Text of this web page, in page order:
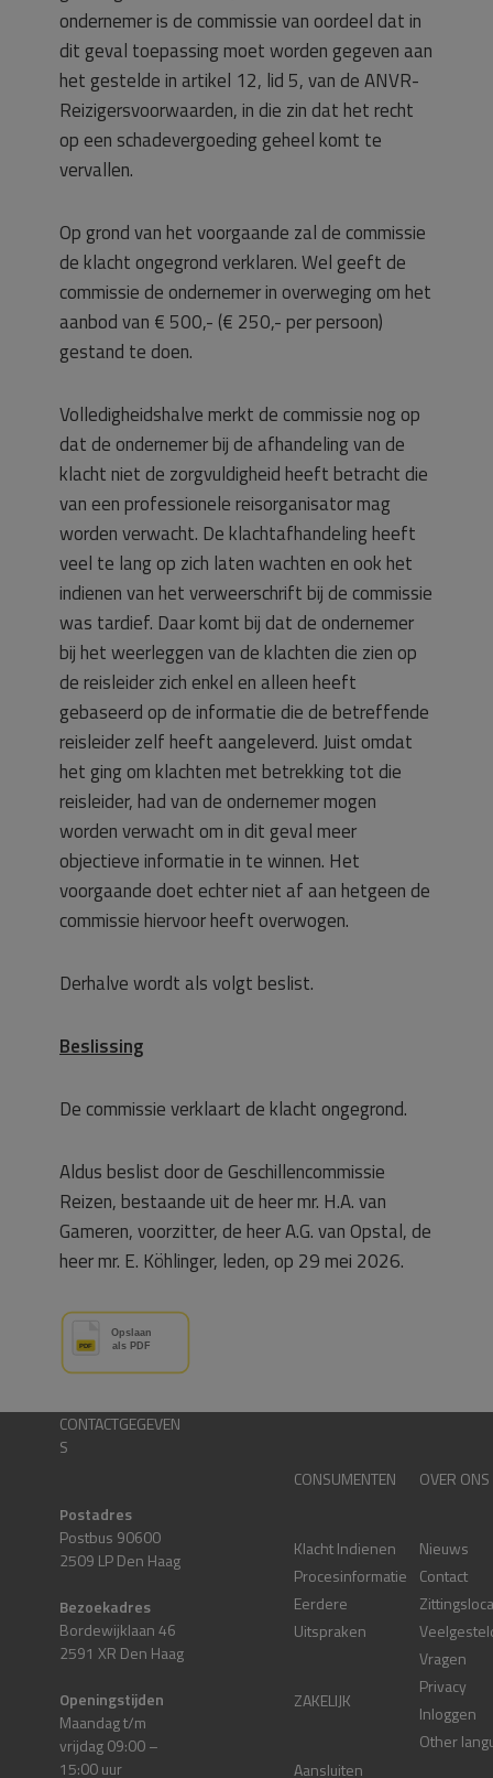
ondernemer is de commissie van oordeel dat in
dit geval toepassing moet worden gegeven aan
het gestelde in artikel 12, lid 5, van de ANVR-
Reizigersvoorwaarden, in die zin dat het recht
op een schadevergoeding geheel komt te
vervallen.
Op grond van het voorgaande zal de commissie
de klacht ongegrond verklaren. Wel geeft de
commissie de ondernemer in overweging om het
aanbod van € 500,- (€ 250,- per persoon)
gestand te doen.
Volledigheidshalve merkt de commissie nog op
dat de ondernemer bij de afhandeling van de
klacht niet de zorgvuldigheid heeft betracht die
van een professionele reisorganisator mag
worden verwacht. De klachtafhandeling heeft
veel te lang op zich laten wachten en ook het
indienen van het verweerschrift bij de commissie
was tardief. Daar komt bij dat de ondernemer
bij het weerleggen van de klachten die zien op
de reisleider zich enkel en alleen heeft
gebaseerd op de informatie die de betreffende
reisleider zelf heeft aangeleverd. Juist omdat
het ging om klachten met betrekking tot die
reisleider, had van de ondernemer mogen
worden verwacht om in dit geval meer
objectieve informatie in te winnen. Het
voorgaande doet echter niet af aan hetgeen de
commissie hiervoor heeft overwogen.
Derhalve wordt als volgt beslist.
Beslissing
De commissie verklaart de klacht ongegrond.
Aldus beslist door de Geschillencommissie
Reizen, bestaande uit de heer mr. H.A. van
Gameren, voorzitter, de heer A.G. van Opstal, de
heer mr. E. Köhlinger, leden, op 29 mei 2026.
CONTACTGEGEVEN
S
Postadres
Postbus 90600
2509 LP Den Haag
Bezoekadres
Bordewijklaan 46
2591 XR Den Haag
Openingstijden
Maandag t/m
vrijdag 09:00 –
15:00 uur
CONSUMENTEN
Klacht Indienen
Procesinformatie
Eerdere
Uitspraken
ZAKELIJK
Aansluiten
OVER ONS
Nieuws
Contact
Vragen
Privacy
Inloggen
Other